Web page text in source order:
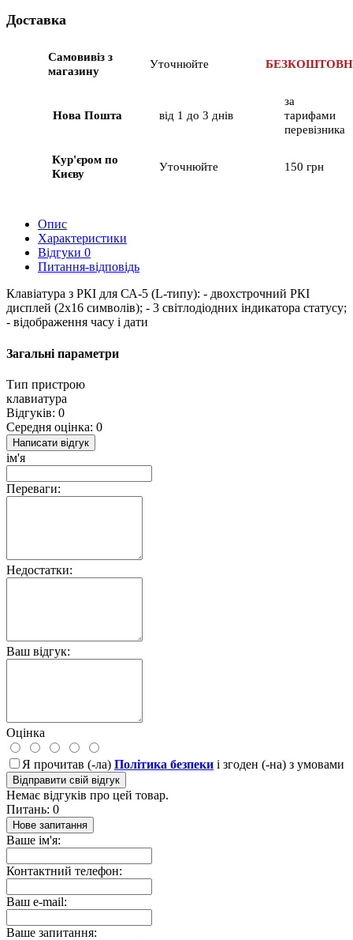
Доставка
Самовивіз з
магазину
Уточнюйте
Нова Пошта від 1 до 3 днів
за
тарифами
перевізника
Кур'єром по
Києву
Уточнюйте 150 грн
Опис
Характеристики
Відгуки 0
Питання-відповідь
Клавіатура з РКІ для СА-5 (L-типу): - двохстрочний РКІ
дисплей (2x16 символів); - 3 світлодіодних індикатора статусу;
- відображення часу і дати
Загальні параметри
Тип пристрою
клавиатура
Відгуків: 0
Середня оцінка: 0
Написати відгук
ім'я
Переваги:
Недостатки:
Ваш відгук:
Оцінка
Я прочитав (-ла) Політика безпеки і згоден (-на) з умовами
Відправити свій відгук
Немає відгуків про цей товар.
Питань: 0
Нове запитання
Ваше ім'я:
Контактний телефон:
Ваш e-mail:
Ваше запитання: